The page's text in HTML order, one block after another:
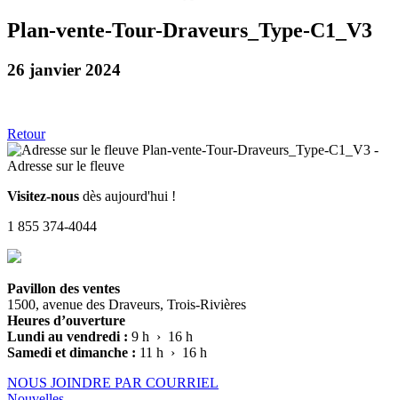
Plan-vente-Tour-Draveurs_Type-C1_V3
26 janvier 2024
Retour
Visitez-nous dès aujourd'hui !
1 855 374-4044
Pavillon des ventes
1500, avenue des Draveurs, Trois-Rivières
Heures d’ouverture
Lundi au vendredi : 9 h › 16 h
Samedi et dimanche : 11 h › 16 h
NOUS JOINDRE PAR COURRIEL